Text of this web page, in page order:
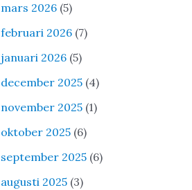
mars 2026 (5)
februari 2026 (7)
januari 2026 (5)
december 2025 (4)
november 2025 (1)
oktober 2025 (6)
september 2025 (6)
augusti 2025 (3)